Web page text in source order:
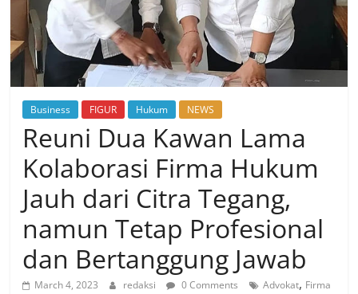
Business FIGUR Hukum NEWS
Reuni Dua Kawan Lama
Kolaborasi Firma Hukum
Jauh dari Citra Tegang,
namun Tetap Profesional
dan Bertanggung Jawab
March 4, 2023 redaksi 0 Comments Advokat, Firma